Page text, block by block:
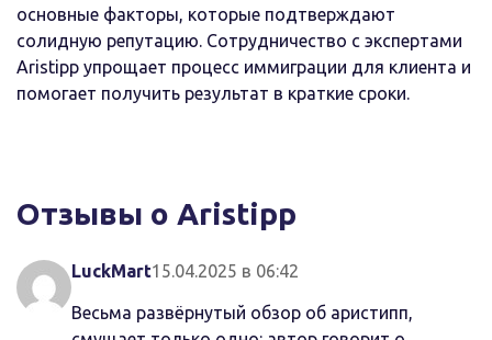
основные факторы, которые подтверждают
солидную репутацию. Сотрудничество с экспертами
Aristipp упрощает процесс иммиграции для клиента и
помогает получить результат в краткие сроки.
Отзывы о Aristipp
LuckMart15.04.2025 в 06:42
Весьма развёрнутый обзор об аристипп,